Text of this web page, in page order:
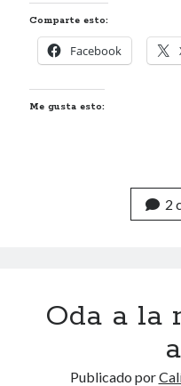
Comparte esto:
Facebook
Me gusta esto:
2
Oda a la
Publicado por